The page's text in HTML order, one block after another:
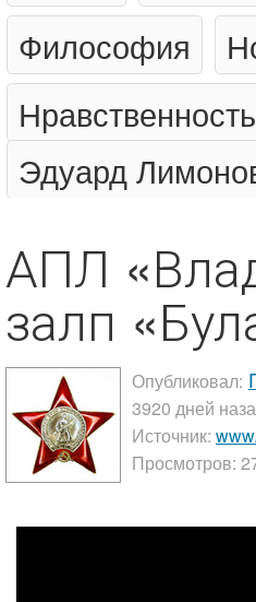
Философия
Нравственность
Эдуард
АПЛ
залп
Опубликовал:
3920 дней
Источник:
Просмотров: